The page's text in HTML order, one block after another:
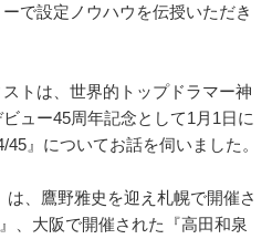
で設定ノウハウを伝授いただき
トは、世界的トップドラマー神
ュー45周年記念として1月1日に
』についてお話を伺いました。
は、鷹野雅史を迎え札幌で開催さ
、大阪で開催された『高田和泉